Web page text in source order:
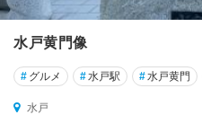
水戸黄門像
# グルメ #水戸駅 #水戸黄門
水戸